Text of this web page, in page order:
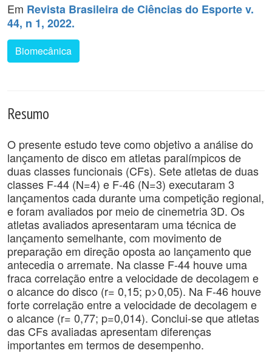
Em Revista Brasileira de Ciências do Esporte v.
44, n 1, 2022.
Biomecânica
Resumo
O presente estudo teve como objetivo a análise do
lançamento de disco em atletas paralímpicos de
duas classes funcionais (CFs). Sete atletas de duas
classes F-44 (N=4) e F-46 (N=3) executaram 3
lançamentos cada durante uma competição regional,
e foram avaliados por meio de cinemetria 3D. Os
atletas avaliados apresentaram uma técnica de
lançamento semelhante, com movimento de
preparação em direção oposta ao lançamento que
antecedia o arremate. Na classe F-44 houve uma
fraca correlação entre a velocidade de decolagem e
o alcance do disco (r= 0,15; p>0,05). Na F-46 houve
forte correlação entre a velocidade de decolagem e
o alcance (r= 0,77; p=0,014). Conclui-se que atletas
das CFs avaliadas apresentam diferenças
importantes em termos de desempenho.